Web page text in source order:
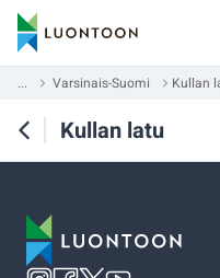
... Varsinais-Suomi Kullan
Kullan latu